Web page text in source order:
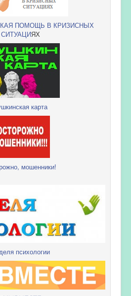
ПОМОЩЬ В КРИЗИСНЫХ
СИТУАЦИЯХ
карта
мошенники!
психологии